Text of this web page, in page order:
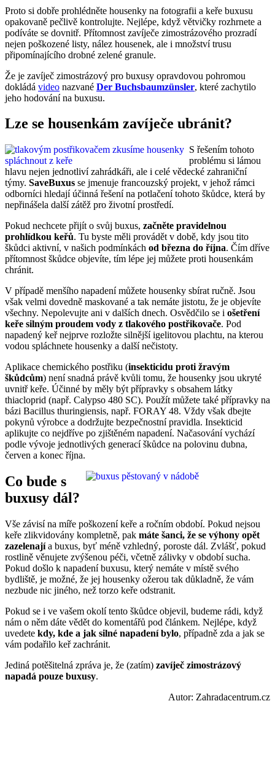
Proto si dobře prohlédněte housenky na fotografii a keře buxusu
opakovaně pečlivě kontrolujte. Nejlépe, když větvičky rozhrnete a
podíváte se dovnitř. Přítomnost zavíječe zimostrázového prozradí
nejen poškozené listy, nález housenek, ale i množství trusu
připomínajícího drobné zelené granule.
Že je zavíječ zimostrázový pro buxusy opravdovou pohromou
dokládá video nazvané Der Buchsbaumzünsler, které zachytilo
jeho hodování na buxusu.
Lze se housenkám zavíječe ubránit?
S řešením tohoto
problému si lámou
hlavu nejen jednotliví zahrádkáři, ale i celé vědecké zahraniční
týmy. SaveBuxus se jmenuje francouzský projekt, v jehož rámci
odborníci hledají účinná řešení na potlačení tohoto škůdce, která by
nepřinášela další zátěž pro životní prostředí.
Pokud nechcete přijít o svůj buxus, začněte pravidelnou
prohlídkou keřů. Tu byste měli provádět v době, kdy jsou tito
škůdci aktivní, v našich podmínkách od března do října. Čím dříve
přítomnost škůdce objevíte, tím lépe jej můžete proti housenkám
chránit.
V případě menšího napadení můžete housenky sbírat ručně. Jsou
však velmi dovedně maskované a tak nemáte jistotu, že je objevíte
všechny. Nepolevujte ani v dalších dnech. Osvědčilo se i ošetření
keře silným proudem vody z tlakového postřikovače. Pod
napadený keř nejprve rozložte silnější igelitovou plachtu, na kterou
vodou spláchnete housenky a další nečistoty.
Aplikace chemického postřiku (insekticidu proti žravým
škůdcům) není snadná právě kvůli tomu, že housenky jsou ukryté
uvnitř keře. Účinné by měly být přípravky s obsahem látky
thiacloprid (např. Calypso 480 SC). Použít můžete také přípravky na
bázi Bacillus thuringiensis, např. FORAY 48. Vždy však dbejte
pokynů výrobce a dodržujte bezpečnostní pravidla. Insekticid
aplikujte co nejdříve po zjištěném napadení. Načasování vychází
podle vývoje jednotlivých generací škůdce na polovinu dubna,
červen a konec října.
Co bude s
buxusy dál?
Vše závisí na míře poškození keře a ročním období. Pokud nejsou
keře zlikvidovány kompletně, pak máte šanci, že se výhony opět
zazelenajía buxus, byť méně vzhledný, poroste dál. Zvlášť, pokud
rostlině věnujete zvýšenou péči, včetně zálivky v období sucha.
Pokud došlo k napadení buxusu, který nemáte v místě svého
bydliště, je možné, že jej housenky ožerou tak důkladně, že vám
nezbude nic jiného, než torzo keře odstranit.
Pokud se i ve vašem okolí tento škůdce objevil, budeme rádi, když
nám o něm dáte vědět do komentářů pod článkem. Nejlépe, když
uvedete kdy, kde a jak silné napadení bylo, případně zda a jak se
vám podařilo keř zachránit.
Jediná potěšitelná zpráva je, že (zatím) zavíječ zimostrázový
napadá pouze buxusy.
Autor: Zahradacentrum.cz